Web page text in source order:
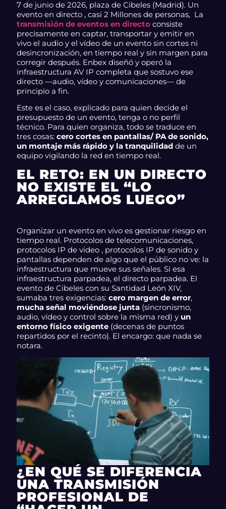
7 de junio de 2026, plaza de Cibeles (Madrid). Un
evento en directo , casi 2 Millones de personas, La
transmisión de eventos en directo consiste
precisamente en captar, transportar y emitir en
vivo el audio y el vídeo de un evento sin cortes ni
desincronización, en tiempo real y sin margen para
corregir después. Enbex diseñó y operó la
infraestructura AV IP completa que sostuvo ese
directo —audio, vídeo y comunicaciones— de
principio a fin.
Este es el caso, explicado para quien decide el
presupuesto de un evento, tenga o no perfil
técnico. Para quien organiza, todo se traduce en
tres cosas:cero cortes en pantallas/ PA de sonido,
un montaje más rápido y la tranquilidad de un
equipo vigilando la red en tiempo real.
EL RETO: EN UN DIRECTO
NO EXISTE EL “LO
ARREGLAMOS LUEGO”
Organizar un evento en vivo es gestionar riesgo en
tiempo real. Protocolos de telecomunicaciones,
protocolos IP de video , protocolos IP de sonido y
pantallas dependen de algo que el público no ve: la
infraestructura que mueve sus señales. Si esa
infraestructura parpadea, el directo parpadea. El
evento de Cibeles con su Santidad León XIV,
sumaba tres exigencias:cero margen de error,
mucha señal moviéndose junta (sincronismo,
audio, vídeo y control sobre la misma red) y un
entorno físico exigente (decenas de puntos
repartidos por el recinto). El encargo: que nada se
notara.
¿EN QUÉ SE DIFERENCIA
UNA TRANSMISIÓN
PROFESIONAL DE